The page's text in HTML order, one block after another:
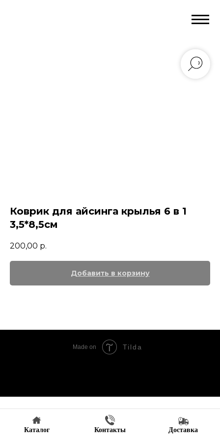
Коврик для айсинга крылья 6 в 1
3,5*8,5см
200,00 р.
Добавить в корзину
Каталог Контакты Доставка
Made on Tilda